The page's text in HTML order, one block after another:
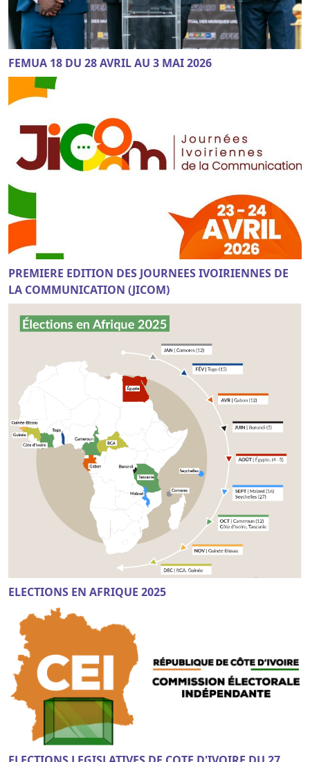
FEMUA 18 DU 28 AVRIL AU 3 MAI 2026
PREMIERE EDITION DES JOURNEES IVOIRIENNES DE
LA COMMUNICATION (JICOM)
ELECTIONS EN AFRIQUE 2025